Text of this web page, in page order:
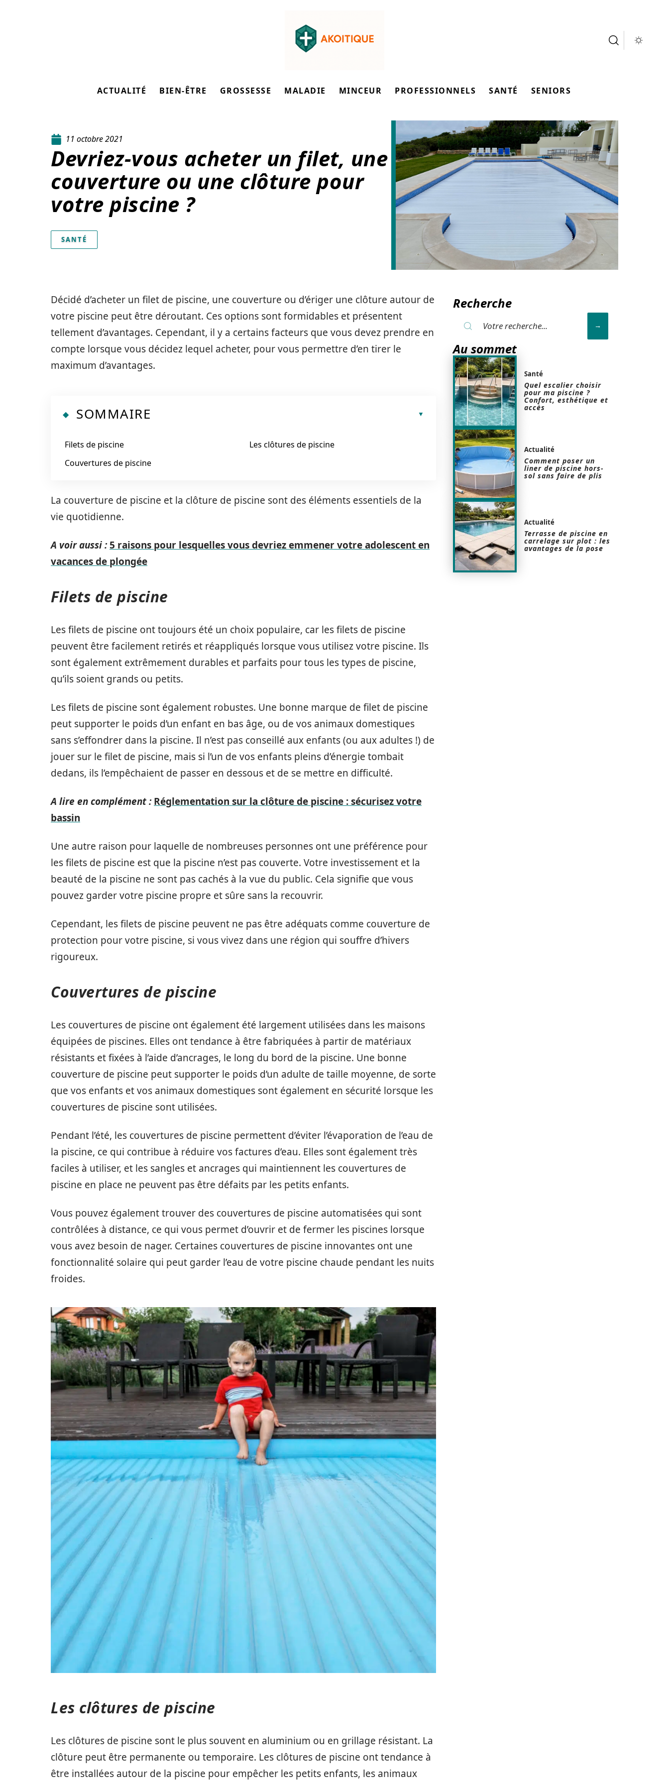
ACTUALITÉ BIEN-ÊTRE GROSSESSE MALADIE MINCEUR PROFESSIONNELS SANTÉ SENIORS
11 octobre 2021
Devriez-vous acheter un filet, une
couverture ou une clôture pour
votre piscine ?
SANTÉ
Décidé d’acheter un filet de piscine, une couverture ou d’ériger une clôture autour de
votre piscine peut être déroutant. Ces options sont formidables et présentent
tellement d’avantages. Cependant, il y a certains facteurs que vous devez prendre en
compte lorsque vous décidez lequel acheter, pour vous permettre d’en tirer le
maximum d’avantages.
SOMMAIRE
Filets de piscine
Couvertures de piscine
Les clôtures de piscine
La couverture de piscine et la clôture de piscine sont des éléments essentiels de la
vie quotidienne.
A voir aussi : 5 raisons pour lesquelles vous devriez emmener votre adolescent en
vacances de plongée
Filets de piscine
Les filets de piscine ont toujours été un choix populaire, car les filets de piscine
peuvent être facilement retirés et réappliqués lorsque vous utilisez votre piscine. Ils
sont également extrêmement durables et parfaits pour tous les types de piscine,
qu’ils soient grands ou petits.
Les filets de piscine sont également robustes. Une bonne marque de filet de piscine
peut supporter le poids d’un enfant en bas âge, ou de vos animaux domestiques
sans s’effondrer dans la piscine. Il n’est pas conseillé aux enfants (ou aux adultes !) de
jouer sur le filet de piscine, mais si l’un de vos enfants pleins d’énergie tombait
dedans, ils l’empêchaient de passer en dessous et de se mettre en difficulté.
A lire en complément : Réglementation sur la clôture de piscine : sécurisez votre
bassin
Une autre raison pour laquelle de nombreuses personnes ont une préférence pour
les filets de piscine est que la piscine n’est pas couverte. Votre investissement et la
beauté de la piscine ne sont pas cachés à la vue du public. Cela signifie que vous
pouvez garder votre piscine propre et sûre sans la recouvrir.
Cependant, les filets de piscine peuvent ne pas être adéquats comme couverture de
protection pour votre piscine, si vous vivez dans une région qui souffre d’hivers
rigoureux.
Couvertures de piscine
Les couvertures de piscine ont également été largement utilisées dans les maisons
équipées de piscines. Elles ont tendance à être fabriquées à partir de matériaux
résistants et fixées à l’aide d’ancrages, le long du bord de la piscine. Une bonne
couverture de piscine peut supporter le poids d’un adulte de taille moyenne, de sorte
que vos enfants et vos animaux domestiques sont également en sécurité lorsque les
couvertures de piscine sont utilisées.
Pendant l’été, les couvertures de piscine permettent d’éviter l’évaporation de l’eau de
la piscine, ce qui contribue à réduire vos factures d’eau. Elles sont également très
faciles à utiliser, et les sangles et ancrages qui maintiennent les couvertures de
piscine en place ne peuvent pas être défaits par les petits enfants.
Vous pouvez également trouver des couvertures de piscine automatisées qui sont
contrôlées à distance, ce qui vous permet d’ouvrir et de fermer les piscines lorsque
vous avez besoin de nager. Certaines couvertures de piscine innovantes ont une
fonctionnalité solaire qui peut garder l’eau de votre piscine chaude pendant les nuits
froides.
Les clôtures de piscine
Les clôtures de piscine sont le plus souvent en aluminium ou en grillage résistant. La
clôture peut être permanente ou temporaire. Les clôtures de piscine ont tendance à
être installées autour de la piscine pour empêcher les petits enfants, les animaux
Recherche
Au sommet
Santé
Quel escalier choisir
pour ma piscine ?
Confort, esthétique et
accès
Actualité
Comment poser un
liner de piscine hors-
sol sans faire de plis
Actualité
Terrasse de piscine en
carrelage sur plot : les
avantages de la pose